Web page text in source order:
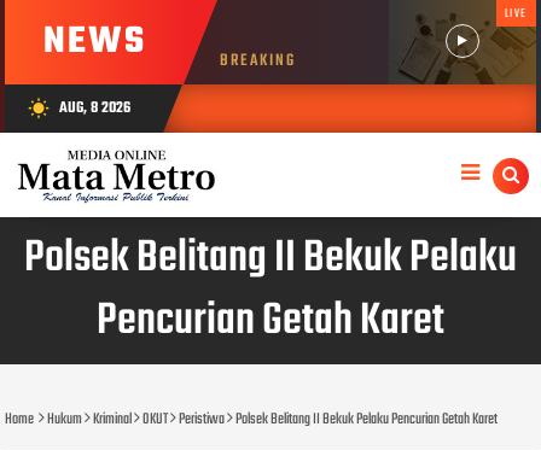
NEWS BREAKING
LIVE
wb_sunny AUG, 8 2026
Polsek Belitang II Bekuk Pelaku
Pencurian Getah Karet
Home Hukum Kriminal OKUT Peristiwa Polsek Belitang II Bekuk Pelaku Pencurian Getah Karet